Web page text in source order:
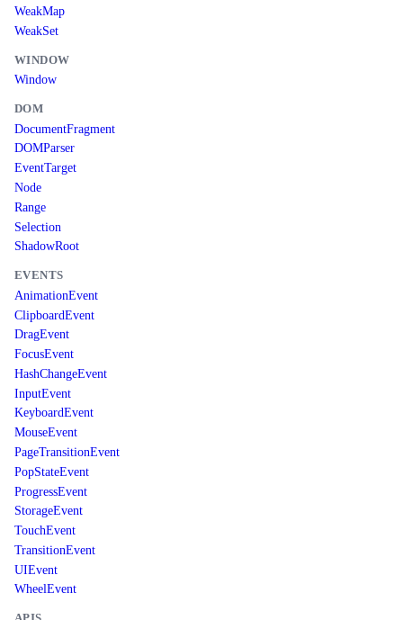
WeakMap
WeakSet
WINDOW
Window
DOM
DocumentFragment
DOMParser
EventTarget
Node
Range
Selection
ShadowRoot
EVENTS
AnimationEvent
ClipboardEvent
DragEvent
FocusEvent
HashChangeEvent
InputEvent
KeyboardEvent
MouseEvent
PageTransitionEvent
PopStateEvent
ProgressEvent
StorageEvent
TouchEvent
TransitionEvent
UIEvent
WheelEvent